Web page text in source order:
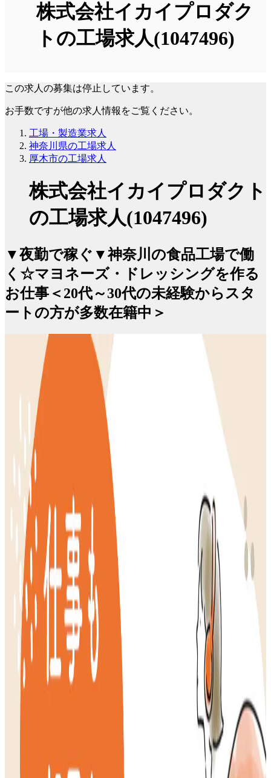
株式会社イカイプロダク
トの工場求人(1047496)
この求人の募集は停止しています。
お手数ですが他の求人情報をご覧ください。
工場・製造業求人
神奈川県の工場求人
厚木市の工場求人
株式会社イカイプロダクト
の工場求人(1047496)
▼夜勤で稼ぐ▼神奈川の食品工場で働
く☆マヨネーズ・ドレッシングを作る
お仕事＜20代～30代の未経験からスタ
ートの方が多数在籍中＞